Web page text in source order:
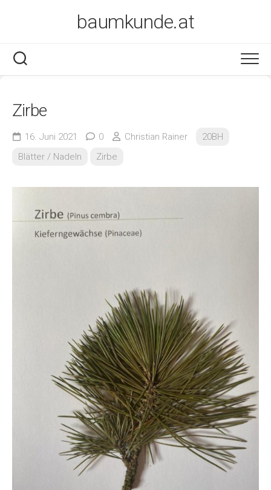
baumkunde.at
Zirbe
16. Juni 2021 0 Christian Rainer
20BH
Blätter / Nadeln
Zirbe